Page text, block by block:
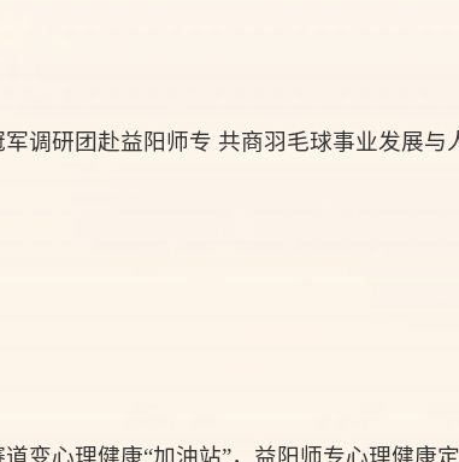
调研团赴益阳师专 共商羽毛球事业发展与